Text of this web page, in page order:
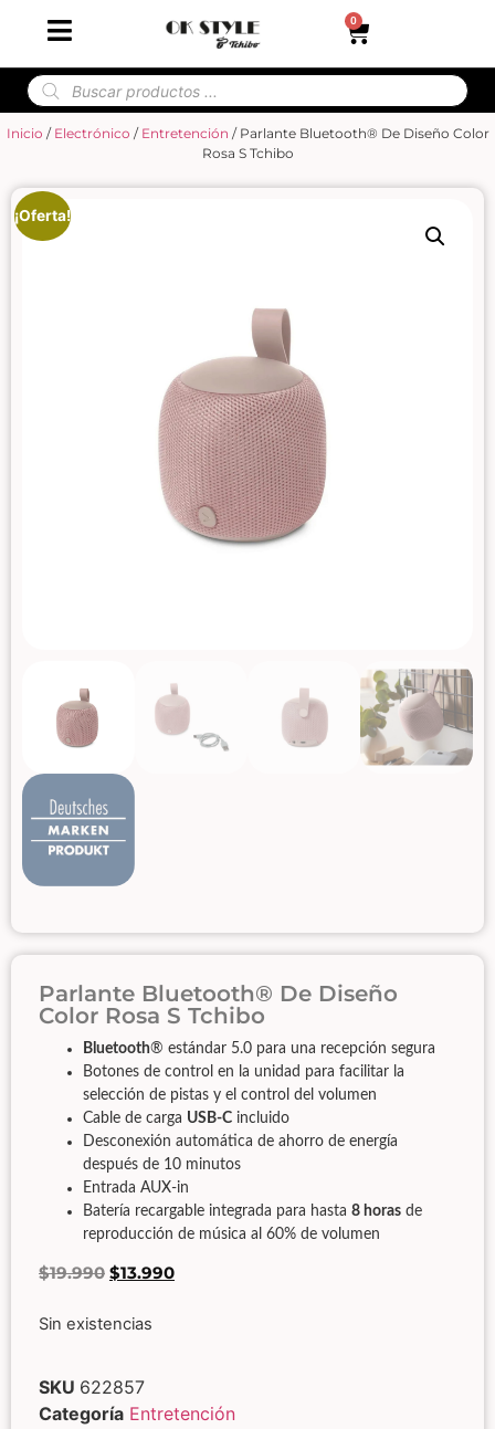
0
Inicio / Electrónico / Entretención / Parlante Bluetooth® De Diseño Color
Rosa S Tchibo
¡Oferta!
Parlante Bluetooth® De Diseño
Color Rosa S Tchibo
Bluetooth® estándar 5.0 para una recepción segura
Botones de control en la unidad para facilitar la
selección de pistas y el control del volumen
Cable de carga USB-C incluido
Desconexión automática de ahorro de energía
después de 10 minutos
Entrada AUX-in
Batería recargable integrada para hasta 8 horas de
reproducción de música al 60% de volumen
$19.990 $13.990
Sin existencias
SKU 622857
Categoría Entretención